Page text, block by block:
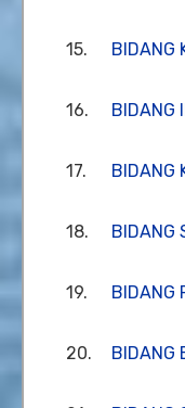
15. BIDANG
16. BIDANG
17. BIDANG
18. BIDANG
19. BIDANG
20. BIDANG